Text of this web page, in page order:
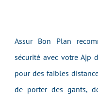
Assur Bon Plan
sécurité avec votre Ajp
pour des faibles
de porter des gants,